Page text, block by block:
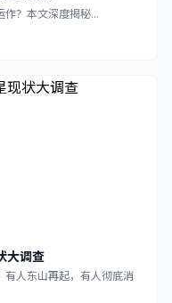
？本文深度揭秘...
大调查
有人东山再起，有人彻底消